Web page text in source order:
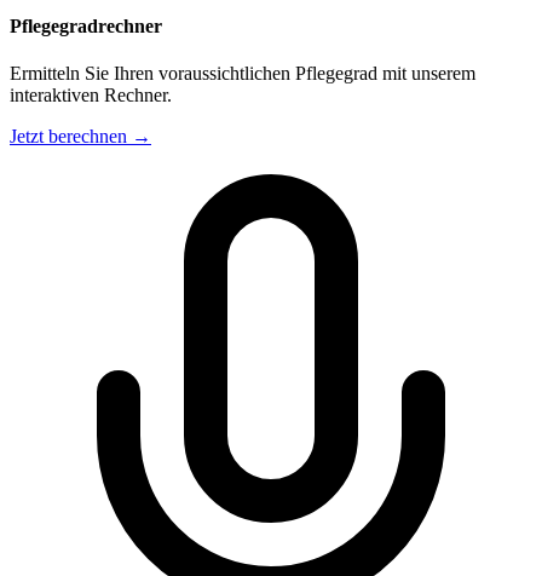
Pflegegradrechner
Ermitteln Sie Ihren voraussichtlichen Pflegegrad mit unserem
interaktiven Rechner.
Jetzt berechnen →